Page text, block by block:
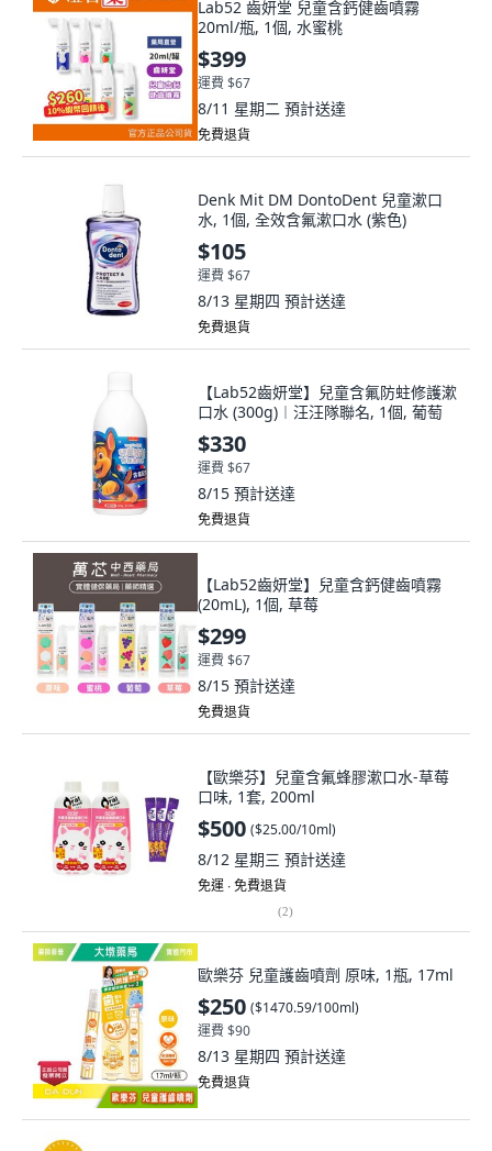
Lab52 齒妍堂 兒童含鈣健齒噴霧
20ml/瓶, 1個, 水蜜桃
$399
運費 $67
8/11 星期二 預計送達
免費退貨
Denk Mit DM DontoDent 兒童漱口
水, 1個, 全效含氟漱口水 (紫色)
$105
運費 $67
8/13 星期四 預計送達
免費退貨
【Lab52齒妍堂】兒童含氟防蛀修護漱
口水 (300g)︱汪汪隊聯名, 1個, 葡萄
$330
運費 $67
8/15 預計送達
免費退貨
【Lab52齒妍堂】兒童含鈣健齒噴霧
(20mL), 1個, 草莓
$299
運費 $67
8/15 預計送達
免費退貨
【歐樂芬】兒童含氟蜂膠漱口水-草莓
口味, 1套, 200ml
$500 ($25.00/10ml)
8/12 星期三 預計送達
免運 ∙ 免費退貨
(2)
歐樂芬 兒童護齒噴劑 原味, 1瓶, 17ml
$250 ($1470.59/100ml)
運費 $90
8/13 星期四 預計送達
免費退貨